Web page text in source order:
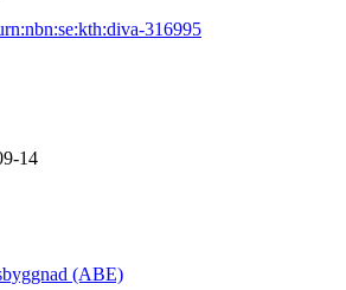
316995
14
(ABE)